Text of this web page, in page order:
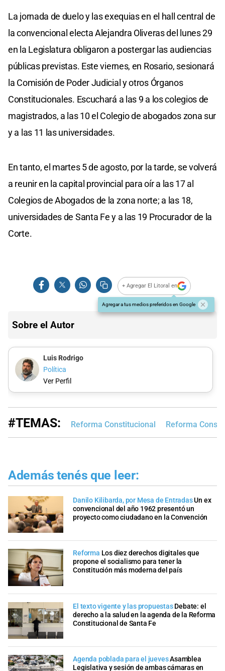
La jornada de duelo y las exequias en el hall central de
la convencional electa Alejandra Oliveras del lunes 29
en la Legislatura obligaron a postergar las audiencias
públicas previstas. Este viernes, en Rosario, sesionará
la Comisión de Poder Judicial y otros Órganos
Constitucionales. Escuchará a las 9 a los colegios de
magistrados, a las 10 el Colegio de abogados zona sur
y a las 11 las universidades.
En tanto, el martes 5 de agosto, por la tarde, se volverá
a reunir en la capital provincial para oír a las 17 al
Colegios de Abogados de la zona norte; a las 18,
universidades de Santa Fe y a las 19 Procurador de la
Corte.
+ Agregar El Litoral en
Agregar a tus medios preferidos en Google
Sobre el Autor
Luis Rodrigo
Política
Ver Perfil
#TEMAS: Reforma Constitucional Reforma
Además tenés que leer:
Danilo Kilibarda, por Mesa de EntradasUn ex
convencional del año 1962 presentó un
proyecto como ciudadano en la Convención
Reforma Los diez derechos digitales que
propone el socialismo para tener la
Constitución más moderna del país
El texto vigente y las propuestas Debate: el
derecho a la salud en la agenda de la Reforma
Constitucional de Santa Fe
Agenda poblada para el juevesAsamblea
Legislativa y sesión de ambas cámaras en